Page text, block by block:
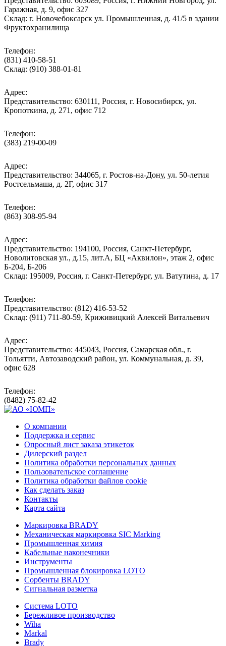
Гаражная, д. 9, офис 327
Склад: г. Новочебоксарск ул. Промышленная, д. 41/5 в здании
Фруктохранилища
Телефон:
(831) 410-58-51
Склад: (910) 388-01-81
Адрес:
Представительство: 630111, Россия, г. Новосибирск, ул.
Кропоткина, д. 271, офис 712
Телефон:
(383) 219-00-09
Адрес:
Представительство: 344065, г. Ростов-на-Дону, ул. 50-летия
Ростсельмаша, д. 2Г, офис 317
Телефон:
(863) 308-95-94
Адрес:
Представительство: 194100, Россия, Санкт-Петербург,
Новолитовская ул., д.15, лит.А, БЦ «Аквилон», этаж 2, офис
Б-204, Б-206
Склад: 195009, Россия, г. Санкт-Петербург, ул. Ватутина, д. 17
Телефон:
Представительство: (812) 416-53-52
Склад: (911) 711-80-59, Криживицкий Алексей Витальевич
Адрес:
Представительство: 445043, Россия, Самарская обл., г.
Тольятти, Автозаводский район, ул. Коммунальная, д. 39,
офис 628
Телефон:
(8482) 75-82-42
О компании
Поддержка и сервис
Опросный лист заказа этикеток
Дилерский раздел
Политика обработки персональных данных
Пользовательское соглашение
Политика обработки файлов cookie
Как сделать заказ
Контакты
Карта сайта
Маркировка BRADY
Механическая маркировка SIC Marking
Промышленная химия
Кабельные наконечники
Инструменты
Промышленная блокировка LOTO
Сорбенты BRADY
Сигнальная разметка
Система LOTO
Бережливое производство
Wiha
Markal
Brady